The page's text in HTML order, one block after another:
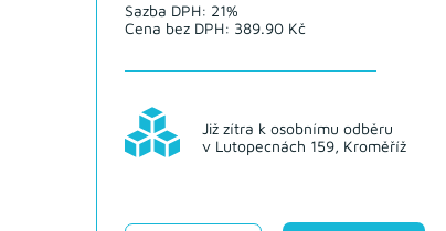
Sazba DPH: 21%
Cena bez DPH: 389.90 Kč
Již zítra k osobnímu odběru
v Lutopecnách 159, Kroměříž